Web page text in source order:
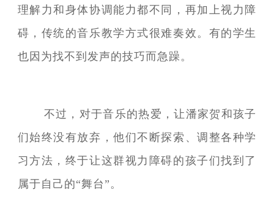
理解力和身体协调能力都不同，再加上视力障
碍，传统的音乐教学方式很难奏效。有的学生
也因为找不到发声的技巧而急躁。
不过，对于音乐的热爱，让潘家贺和孩子
们始终没有放弃，他们不断探索、调整各种学
习方法，终于让这群视力障碍的孩子们找到了
属于自己的“舞台”。